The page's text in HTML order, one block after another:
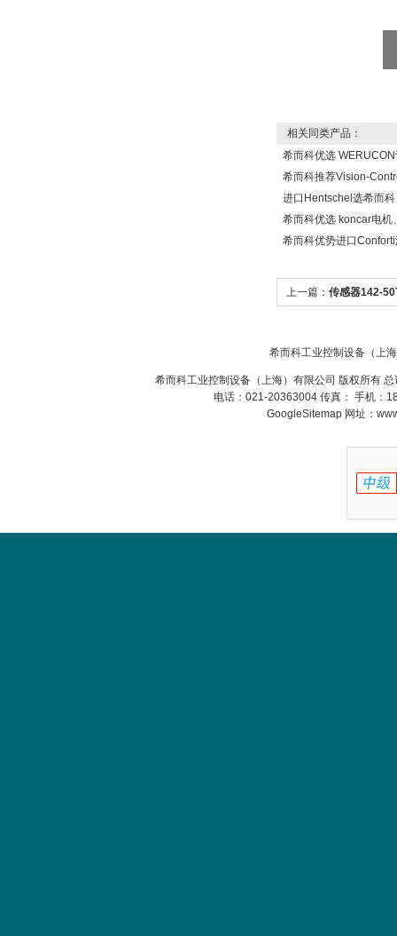
相关同类产品：
希而科优选
希而科推荐Vision-
进口Hentschel选希而
希而科优选 koncar电机
希而科优势进口
上一篇： 传感器142-
希而科工业控制设备（上
希而科工业控制设备（上海）有限公司 版权所有
电话：021-20363004 传真： 手机：
GoogleSitemap网址：